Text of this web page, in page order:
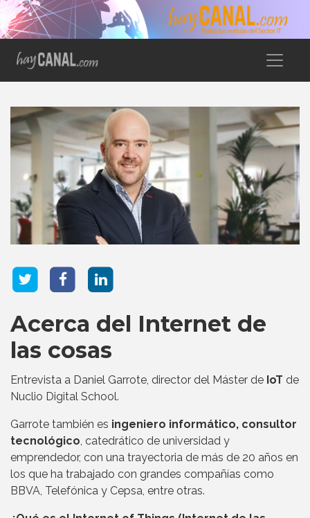
Acerca del Internet de
las cosas
Entrevista a Daniel Garrote, director del Máster de IoT de
Nuclio Digital School.
Garrote también es ingeniero informático, consultor
tecnológico, catedrático de universidad y
emprendedor, con una trayectoria de más de 20 años en
los que ha trabajado con grandes compañías como
BBVA, Telefónica y Cepsa, entre otras.